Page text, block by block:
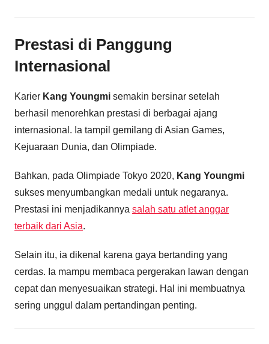
Prestasi di Panggung
Internasional
Karier Kang Youngmi semakin bersinar setelah
berhasil menorehkan prestasi di berbagai ajang
internasional. Ia tampil gemilang di Asian Games,
Kejuaraan Dunia, dan Olimpiade.
Bahkan, pada Olimpiade Tokyo 2020, Kang Youngmi
sukses menyumbangkan medali untuk negaranya.
Prestasi ini menjadikannya salah satu atlet anggar
terbaik dari Asia.
Selain itu, ia dikenal karena gaya bertanding yang
cerdas. Ia mampu membaca pergerakan lawan dengan
cepat dan menyesuaikan strategi. Hal ini membuatnya
sering unggul dalam pertandingan penting.